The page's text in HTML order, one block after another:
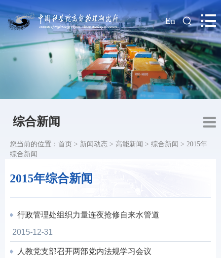
| En
综合新闻
2015年综合新闻
您当前的位置： 首页 > 新闻动态 > 高能新闻 > 综合新闻 > 2015年
综合新闻
行政管理处组织力量连夜抢修自来水管道
2015-12-31
人教党支部召开两部党内法规学习会议